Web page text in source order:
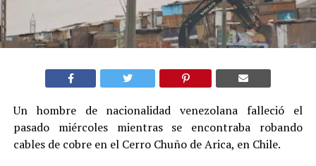
Un hombre de nacionalidad venezolana falleció el
pasado miércoles mientras se encontraba robando
cables de cobre en el Cerro Chuño de Arica, en Chile.